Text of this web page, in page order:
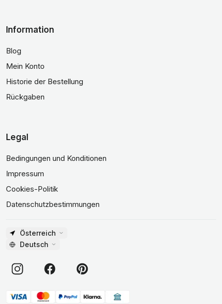
Information
Blog
Mein Konto
Historie der Bestellung
Rückgaben
Legal
Bedingungen und Konditionen
Impressum
Cookies-Politik
Datenschutzbestimmungen
Österreich
Deutsch